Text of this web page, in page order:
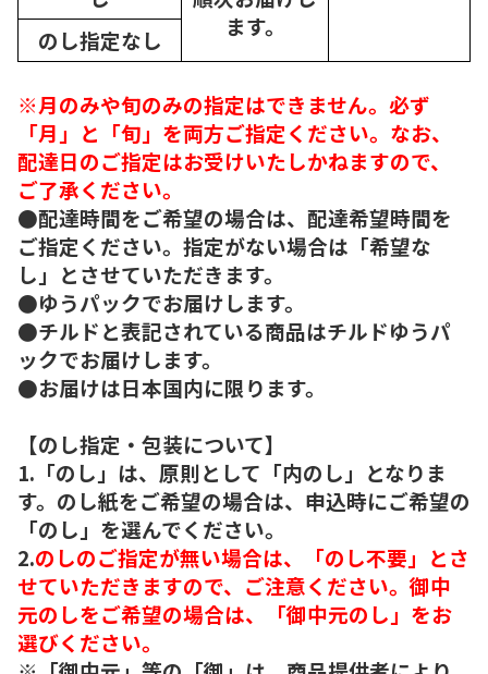
ます。
のし指定なし
※月のみや旬のみの指定はできません。必ず
「月」と「旬」を両方ご指定ください。なお、
配達日のご指定はお受けいたしかねますので、
ご了承ください。
●配達時間をご希望の場合は、配達希望時間を
ご指定ください。指定がない場合は「希望な
し」とさせていただきます。
●ゆうパックでお届けします。
●チルドと表記されている商品はチルドゆうパ
ックでお届けします。
●お届けは日本国内に限ります。
【のし指定・包装について】
1.「のし」は、原則として「内のし」となりま
す。のし紙をご希望の場合は、申込時にご希望の
「のし」を選んでください。
2.のしのご指定が無い場合は、「のし不要」とさ
せていただきますので、ご注意ください。御中
元のしをご希望の場合は、「御中元のし」をお
選びください。